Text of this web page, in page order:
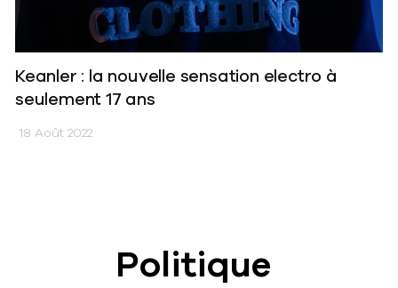
Politique
Keanler : la nouvelle sensation electro à
seulement 17 ans
18 Août 2022